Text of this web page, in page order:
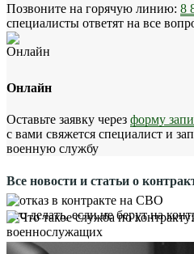
Позвоните на горячую линию: 8
специалисты ответят на все
Онлайн
Оставьте заявку через форму
с вами свяжется специалист и
военную службу
Все новости и статьи о
Что делать, если не берут на
Что будет с кредитом